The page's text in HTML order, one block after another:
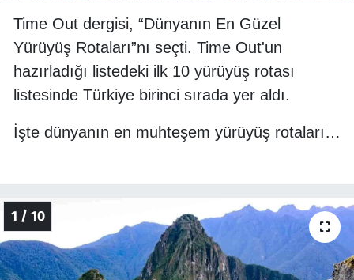
Time Out dergisi, “Dünyanın En Güzel
Yürüyüş Rotaları”nı seçti. Time Out'un
hazırladığı listedeki ilk 10 yürüyüş rotası
listesinde Türkiye birinci sırada yer aldı.
İşte dünyanın en muhteşem yürüyüş rotaları…
1 / 10